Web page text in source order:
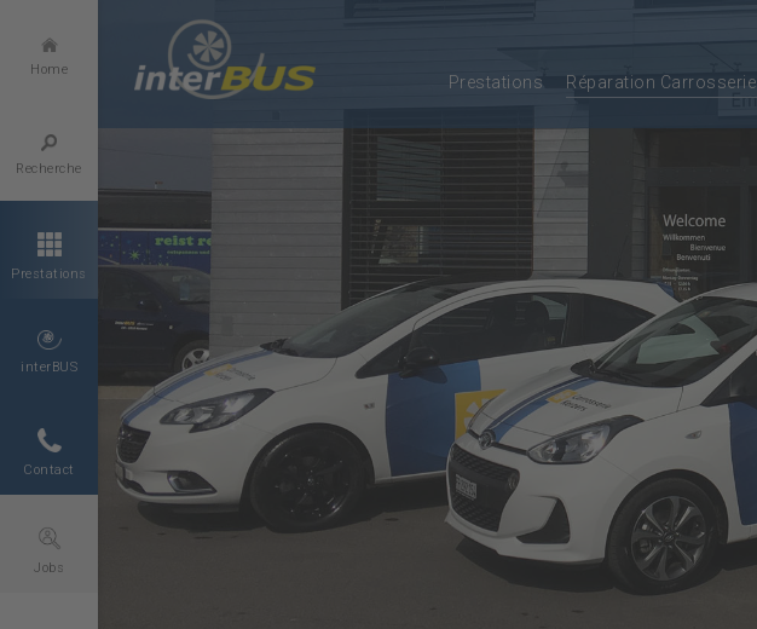
Home
Recherche
Prestations
interBUS
Contact
Jobs
Prestations Réparation Carrosserie